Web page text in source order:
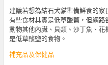
建議若想為結石犬貓準備鮮食的
有些食材其實是低草酸鹽，但網路
動物其他內臟、貝類、沙丁魚、
是低草酸鹽的食物。
補充品及保健品